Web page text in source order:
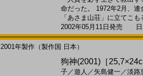
命だった。 1972年2月、
「あさま山荘」に立てこ
2002年05月11日発売 日
2001年製作（製作国 日本）
狗神(2001)［
子／遊人 ／ 矢島健一 ／淡路